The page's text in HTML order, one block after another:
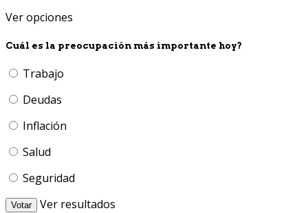
Ver opciones
Cuál es la preocupación más importante hoy?
Trabajo
Deudas
Inflación
Salud
Seguridad
Votar
Ver resultados